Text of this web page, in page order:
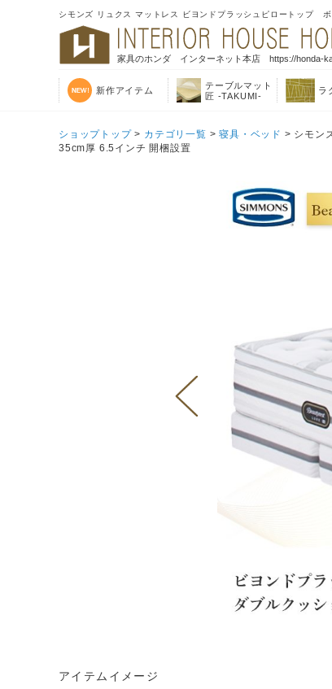
シモンズ リュクス マットレス ビヨンドプラッシュピロートップ
家具のホンダ インターネット本店 https://honda-
新作アイテム
テーブルマット
匠 -TAKUMI-
ラ
ショップトップ> カテゴリ一覧 >寝具・ベッド > シモン
35cm厚 6.5インチ 開梱設置
アイテムイメージ